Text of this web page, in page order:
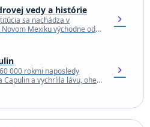
vedy a histórie
sa nachádza v
Mexiku východne od
chevron_right
000 rokmi naposledy
Capulin a vychrlila lávu, oheň
chevron_right